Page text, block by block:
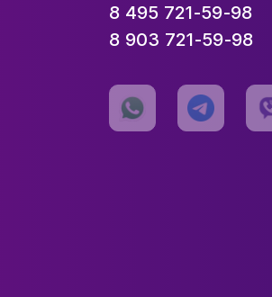
8 495 721-59-98
8 903 721-59-98